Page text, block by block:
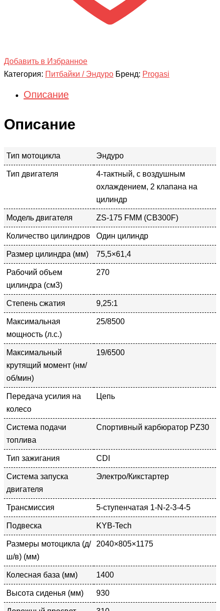
Добавить в Избранное
Категория: Питбайки / Эндуро Бренд: Progasi
Описание
Описание
Тип мотоцикла Эндуро
Тип двигателя
4-тактный, с воздушным
охлаждением, 2 клапана на
цилиндр
Модель двигателя ZS-175 FMM (CB300F)
Количество цилиндров Один цилиндр
Размер цилиндра (мм) 75,5×61,4
Рабочий объем
цилиндра (см3)
270
Степень сжатия 9,25:1
Максимальная
мощность (л.с.)
25/8500
Максимальный
крутящий момент (нм/
об/мин)
19/6500
Передача усилия на
колесо
Цепь
Система подачи
топлива
Спортивный карбюратор PZ30
Тип зажигания CDI
Система запуска
двигателя
Электро/Кикстартер
Трансмиссия 5-ступенчатая 1-N-2-3-4-5
Подвеска KYB-Tech
Размеры мотоцикла (д/
ш/в) (мм)
2040×805×1175
Колесная база (мм) 1400
Высота сиденья (мм) 930